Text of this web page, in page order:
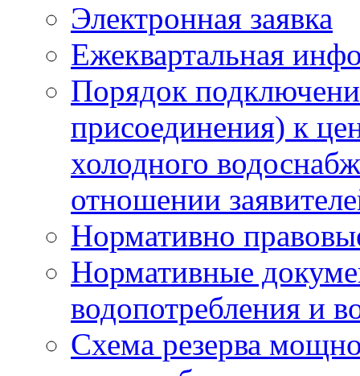
Электронная заявка
Ежеквартальная
Порядок
присоединения) к
холодного
отношении
Нормативно
Нормативные
водопотребления и
Схема резерва